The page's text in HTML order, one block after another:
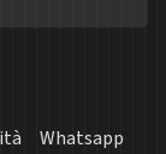
Whatsapp